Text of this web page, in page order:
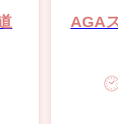
AGAス